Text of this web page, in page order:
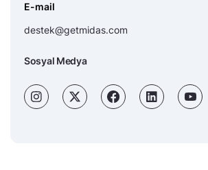
E-mail
destek@getmidas.com
Sosyal Medya